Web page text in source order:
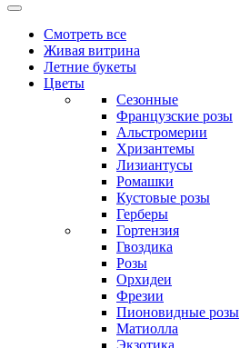
Смотреть все
Живая витрина
Летние букеты
Цветы
Сезонные
Французские розы
Альстромерии
Хризантемы
Лизиантусы
Ромашки
Кустовые розы
Герберы
Гортензия
Гвоздика
Розы
Орхидеи
Фрезии
Пионовидные розы
Матиолла
Экзотика